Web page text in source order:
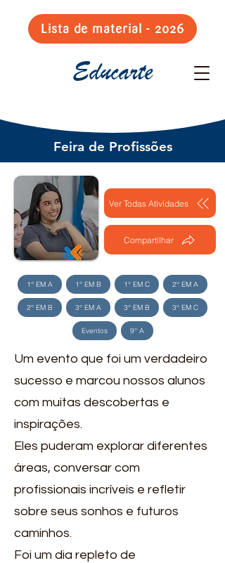
Lista de material - 2026
Educarte
Feira de Profissões
Ver Todas Atividades
Compartilhar
1° EM A 1° EM B 1° EM C 2° EM A
2° EM B 3° EM A 3° EM B 3° EM C
Eventos 9° A
Um evento que foi um verdadeiro
sucesso e marcou nossos alunos
com muitas descobertas e
inspirações.
Eles puderam explorar diferentes
áreas, conversar com
profissionais incríveis e refletir
sobre seus sonhos e futuros
caminhos.
Foi um dia repleto de